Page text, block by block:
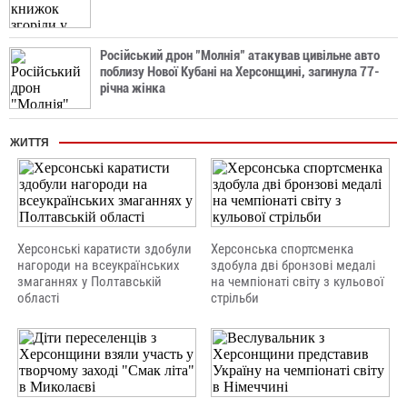
Російський дрон "Молнія" атакував цивільне авто
поблизу Нової Кубані на Херсонщині, загинула 77-
річна жінка
ЖИТТЯ
Херсонські каратисти здобули
нагороди на всеукраїнських
змаганнях у Полтавській
області
Херсонська спортсменка
здобула дві бронзові медалі
на чемпіонаті світу з кульової
стрільби